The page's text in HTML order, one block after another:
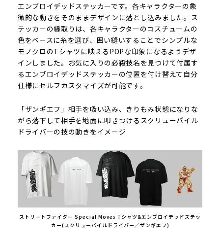
エンブロイデッドステッカーです。各キャラクターの象
徴的な動きをそのままデザインに落とし込みました。ス
テッカーの縁取りは、各キャラクターのコスチュームの
色をベースに糸を選び、囲い縫いすることでシンプルな
モノクロのTシャツに映えるPOPな印象になるようデザ
インしました。お気に入りの必殺技名を見つけて付属す
るエンブロイデッドステッカーの位置を付け替えて自分
仕様にセルフカスタマイズが可能です。
「ザンギエフ」相手を吸い込み、きりもみ状態になりな
がら落下して相手を地面に叩きつけるスクリューパイル
ドライバーの技の動きをイメージ
ストリートファイター Special Moves Tシャツ&エンブロイデッドステッ
カー(スクリューパイルドライバー／ザンギエフ)